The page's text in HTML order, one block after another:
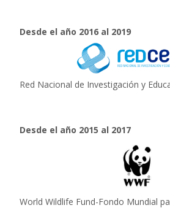
Desde el año 2016 al 2019
Red Nacional de Investigación y
Desde el año 2015 al 2017
World Wildlife Fund-Fondo Mundial